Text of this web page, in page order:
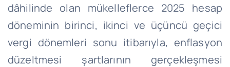
dâhilinde olan mükelleflerce 2025 hesap
döneminin birinci, ikinci ve üçüncü geçici
vergi dönemleri sonu itibarıyla, enflasyon
düzeltmesi şartlarının gerçekleşmesi